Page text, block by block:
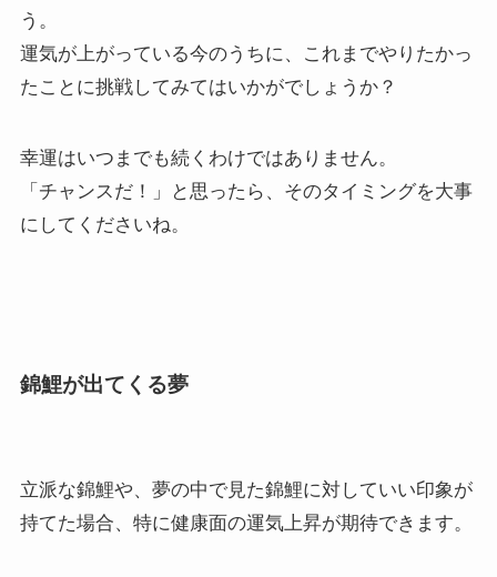
う。
運気が上がっている今のうちに、これまでやりたかっ
たことに挑戦してみてはいかがでしょうか？
幸運はいつまでも続くわけではありません。
「チャンスだ！」と思ったら、そのタイミングを大事
にしてくださいね。
錦鯉が出てくる夢
立派な錦鯉や、夢の中で見た錦鯉に対していい印象が
持てた場合、特に健康面の運気上昇が期待できます。